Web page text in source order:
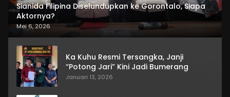
Sianida Filipina Diselundupkan ke Gorontalo, Siapa
Aktornya?
Mei 6, 2026
Ka Kuhu Resmi Tersangka, Janji
“Potong Jari” Kini Jadi Bumerang
Januari 13, 2026